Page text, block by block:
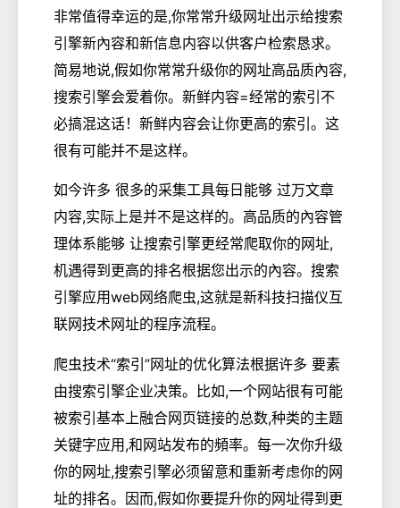
非常值得幸运的是,你常常升级网址出示给搜索
引擎新內容和新信息内容以供客户检索恳求。
简易地说,假如你常常升级你的网址高品质內容,
搜索引擎会爱着你。新鲜内容=经常的索引不
必搞混这话！新鲜内容会让你更高的索引。这
很有可能并不是这样。
如今许多 很多的采集工具每日能够 过万文章
内容,实际上是并不是这样的。高品质的內容管
理体系能够 让搜索引擎更经常爬取你的网址,
机遇得到更高的排名根据您出示的內容。搜索
引擎应用web网络爬虫,这就是新科技扫描仪互
联网技术网址的程序流程。
爬虫技术“索引”网址的优化算法根据许多 要素
由搜索引擎企业决策。比如,一个网站很有可能
被索引基本上融合网页链接的总数,种类的主题
关键字应用,和网站发布的頻率。每一次你升级
你的网址,搜索引擎必须留意和重新考虑你的网
址的排名。因而,假如你要提升你的网址得到更